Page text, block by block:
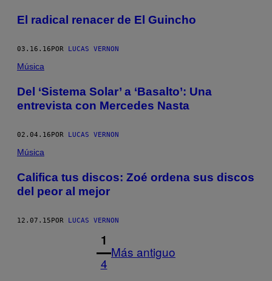
El radical renacer de El Guincho
03.16.16POR LUCAS VERNON
Música
Del ‘Sistema Solar’ a ‘Basalto’: Una
entrevista con Mercedes Nasta
02.04.16POR LUCAS VERNON
Música
Califica tus discos: Zoé ordena sus discos
del peor al mejor
12.07.15POR LUCAS VERNON
1
4
Más antiguo